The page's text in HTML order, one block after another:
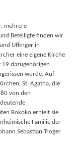
mehrere
Beteiligte finden wir
Uffinger in
eine eigene Kirche
dazugehörigen
wurde. Auf
St. Agatha, die
von den
Rokoko erhielt sie
Familie der
Sebastian Troger